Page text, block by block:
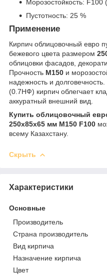
Морозостойкость: F100
Пустотность: 25 %
Применение
Кирпич облицовочный евро
бежевого цвета размером
облицовки фасадов,
Прочность М150 и
надежность и
(0.7НФ) кирпич облегчает
аккуратный внешний вид.
Купить облицовочный
250x85x65 мм М150 F100
всему Казахстану.
Скрыть
Характеристики
Основные
Производитель
Страна производитель
Вид кирпича
Назначение кирпича
Цвет